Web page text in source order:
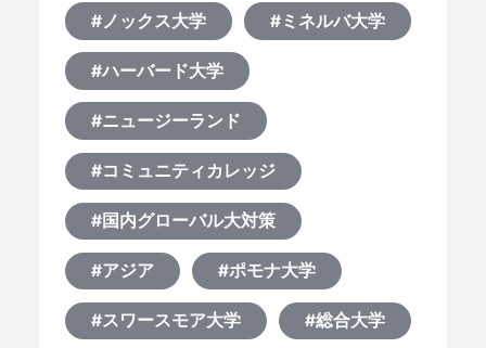
#ノックス大学 #ミネルバ大学
#ハーバード大学
#ニュージーランド
#コミュニティカレッジ
#国内グローバル大対策
#アジア #ポモナ大学
#スワースモア大学 #総合大学